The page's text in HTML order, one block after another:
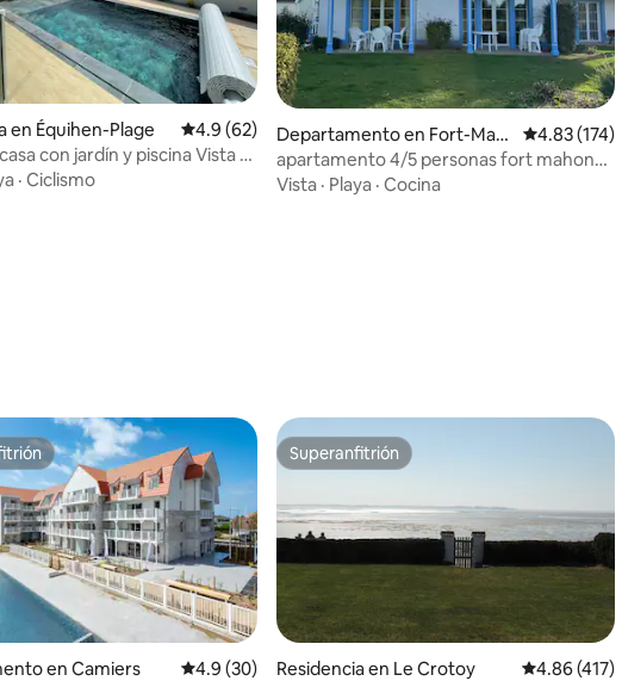
de 5; 203 evaluaciones
en Équihen-Plage Calificación promedio: 4.9 de 5; 62 evaluaciones
4.9 (62)
con jardín y piscina Vista al
· Ciclismo
Departamento en Fort-Mah
on-Plage
Calificación
4.83 (174)
apartamento 4/5 personas fort mahon
belle dunes
Vista · Playa · Cocina
de 5; 96 evaluaciones
en Camiers Calificación promedio: 4.9 de 5; 30 evaluaciones
4.9 (30)
Superanfitrión
Superanfitrión
Residencia en Le Crotoy Calificación
4.86 (417)